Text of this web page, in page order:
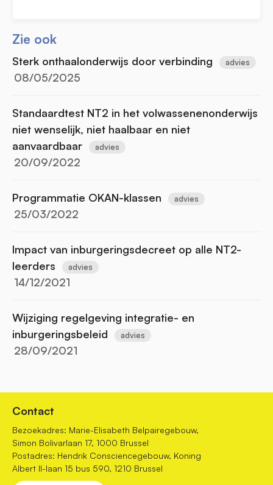
Zie ook
Sterk onthaalonderwijs door verbinding advies
08/05/2025
Standaardtest NT2 in het volwassenenonderwijs
niet wenselijk, niet haalbaar en niet
aanvaardbaar
advies
20/09/2022
Programmatie OKAN-klassen advies
25/03/2022
Impact van inburgeringsdecreet op alle NT2-
leerders
advies
14/12/2021
Wijziging regelgeving integratie- en
inburgeringsbeleid
advies
28/09/2021
Contact
Bezoekadres: Marie-Elisabeth Belpairegebouw,
Simon Bolivarlaan 17, 1000 Brussel
Postadres: Hendrik Consciencegebouw, Koning
Albert II-laan 15 bus 590, 1210 Brussel